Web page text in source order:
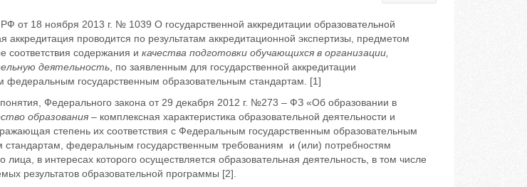
от 18 ноября 2013 г. № 1039 О государственной аккредитации образовательной
аккредитация проводится по результатам аккредитационной экспертизы, предметом
соответствия содержания и качества подготовки обучающихся в организации,
деятельность, по заявленным для государственной аккредитации
федеральным государственным образовательным стандартам. [1]
Федерального закона от 29 декабря 2012 г. №273 – ФЗ «Об образовании в
образования– комплексная характеристика образовательной деятельности и
степень их соответствия с Федеральным государственным образовательным
стандартам, федеральным государственным требованиям и (или) потребностям
лица, в интересах которого осуществляется образовательная деятельность, в том числе
результатов образовательной программы [2].